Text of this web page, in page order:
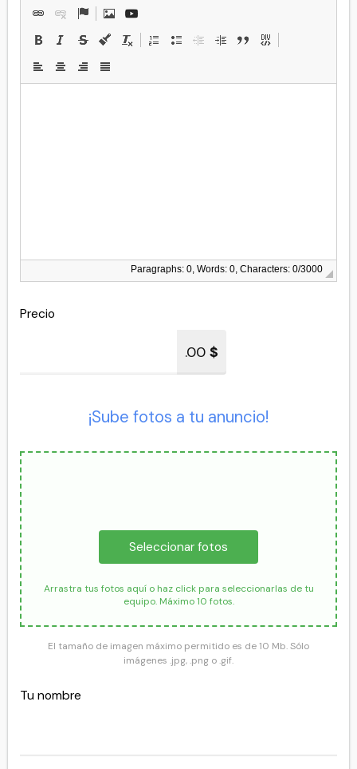
Paragraphs: 0, Words: 0, Characters: 0/3000
Precio
.00 $
¡Sube fotos a tu anuncio!
Seleccionar fotos
Arrastra tus fotos aquí o haz click para seleccionarlas de tu
equipo. Máximo 10 fotos.
El tamaño de imagen máximo permitido es de 10 Mb. Sólo
imágenes .jpg, .png o .gif.
Tu nombre